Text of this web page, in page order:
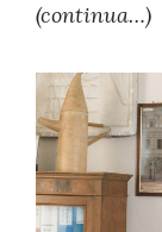
(continua…)